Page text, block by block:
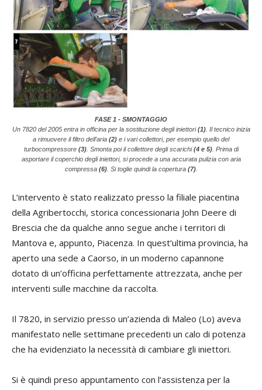
FASE 1 - SMONTAGGIO
Un 7820 del 2005 entra in officina per la sostituzione degli iniettori(1). Il tecnico inizia
a rimuovere il filtro dell’aria (2) e i vari collettori, per esempio quello del
turbocompressore (3). Smonta poi il collettore degli scarichi(4 e 5). Prima di
asportare il coperchio degli iniettori, si procede a una accurata pulizia con aria
compressa (6). Si toglie quindi la copertura (7).
L’intervento è stato realizzato presso la filiale piacentina
della Agribertocchi, storica concessionaria John Deere di
Brescia che da qualche anno segue anche i territori di
Mantova e, appunto, Piacenza. In quest’ultima provincia, ha
aperto una sede a Caorso, in un moderno capannone
dotato di un’officina perfettamente attrezzata, anche per
interventi sulle macchine da raccolta.
Il 7820, in servizio presso un’azienda di Maleo (Lo) aveva
manifestato nelle settimane precedenti un calo di potenza
che ha evidenziato la necessità di cambiare gli iniettori.
Si è quindi preso appuntamento con l’assistenza per la